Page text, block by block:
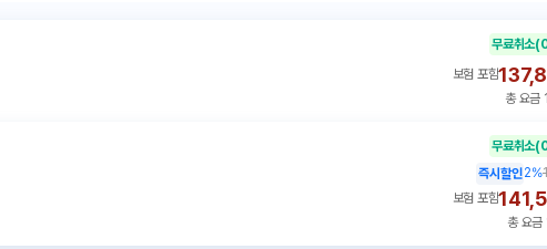
무료취소
보험 포함
총 요
무료취소
즉시할인2%
보험 포함
총 요